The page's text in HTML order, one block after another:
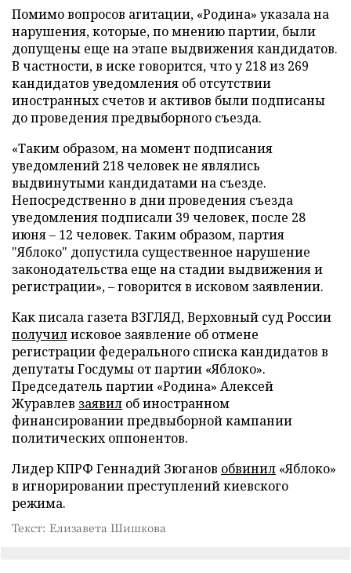
Помимо вопросов агитации, «Родина» указала на
нарушения, которые, по мнению партии, были
допущены еще на этапе выдвижения кандидатов.
В частности, в иске говорится, что у 218 из 269
кандидатов уведомления об отсутствии
иностранных счетов и активов были подписаны
до проведения предвыборного съезда.
«Таким образом, на момент подписания
уведомлений 218 человек не являлись
выдвинутыми кандидатами на съезде.
Непосредственно в дни проведения съезда
уведомления подписали 39 человек, после 28
июня – 12 человек. Таким образом, партия
"Яблоко" допустила существенное нарушение
законодательства еще на стадии выдвижения и
регистрации», – говорится в исковом заявлении.
Как писала газета ВЗГЛЯД, Верховный суд России
получилисковое заявление об отмене
регистрации федерального списка кандидатов в
депутаты Госдумы от партии «Яблоко».
Председатель партии «Родина» Алексей
Журавлев заявил об иностранном
финансировании предвыборной кампании
политических оппонентов.
Лидер КПРФ Геннадий Зюганов обвинил «Яблоко»
в игнорировании преступлений киевского
режима.
Текст: Елизавета Шишкова